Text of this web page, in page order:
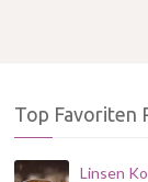
Top Favoriten
Linsen